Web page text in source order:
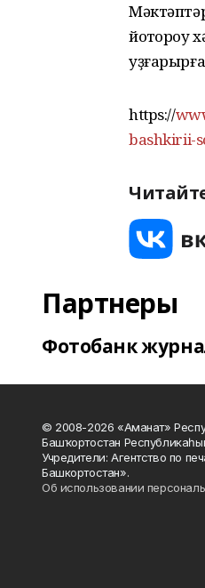
йоҡтороу
https://
bashkirii-
Партнеры
Фотобанк
© 2008-2026 «Аманат»
Башҡортостан
Учредители: Агентство по
Башкортостан».
Об использовании